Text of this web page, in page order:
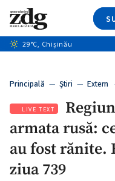
+5
Caută
29°C, Chișinău
Principală — Ştiri — Extern
LIVE TEXT
armata rusă:
au fost rănite.
ziua 739